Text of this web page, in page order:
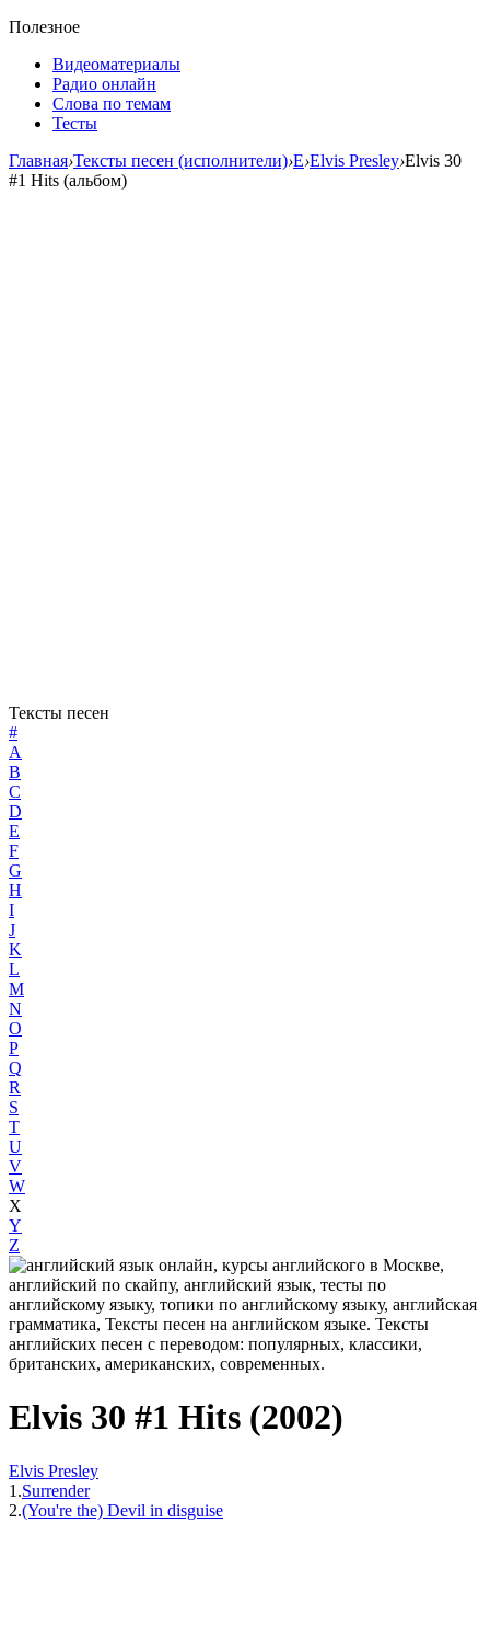
Полезное
Видеоматериалы
Радио онлайн
Слова по темам
Тесты
Главная›Тексты песен (исполнители)›E›Elvis Presley›Elvis 30
#1 Hits (альбом)
Тексты песен
#
A
B
C
D
E
F
G
H
I
J
K
L
M
N
O
P
Q
R
S
T
U
V
W
X
Y
Z
Elvis 30 #1 Hits (2002)
Elvis Presley
1.Surrender
2.(You're the) Devil in disguise